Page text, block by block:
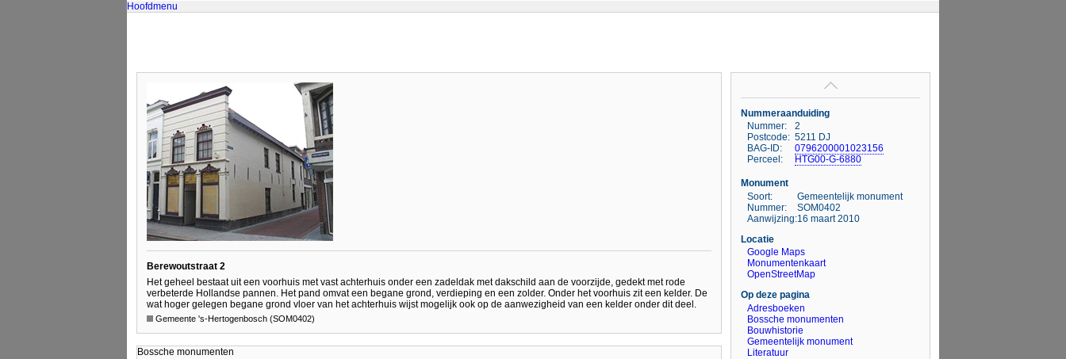
Hoofdmenu
Berewoutstraat 2
Het geheel bestaat uit een voorhuis met vast achterhuis onder een zadeldak met dakschild aan de voorzijde, gedekt met rode
verbeterde Hollandse pannen. Het pand omvat een begane grond, verdieping en een zolder. Onder het voorhuis zit een kelder. De
wat hoger gelegen begane grond vloer van het achterhuis wijst mogelijk ook op de aanwezigheid van een kelder onder dit deel.
Gemeente 's-Hertogenbosch (SOM0402)
Bossche monumenten
Nummeraanduiding
Nummer:
2
Postcode: 5211 DJ
BAG-ID:
0796200001023156
Perceel:
HTG00-G-6880
Monument
Soort:
Gemeentelijk monument
Nummer:
SOM0402
Aanwijzing:16 maart 2010
Locatie
Google Maps
Monumentenkaart
OpenStreetMap
Op deze pagina
Adresboeken
Bossche monumenten
Bouwhistorie
Gemeentelijk monument
Literatuur